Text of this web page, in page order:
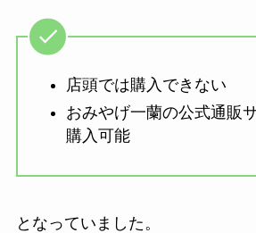
店頭では購入できない
おみやげ一蘭の公式通販
購入可能
となっていました。